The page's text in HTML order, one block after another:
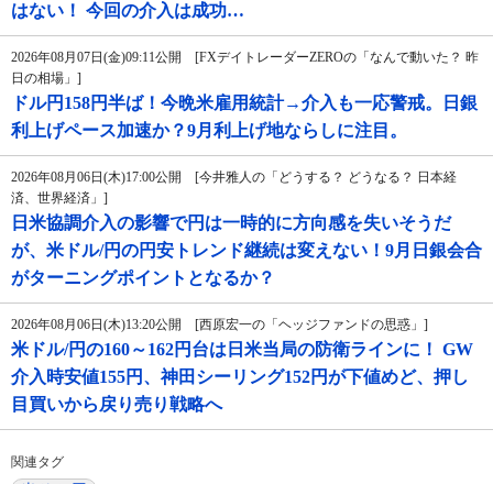
はない！ 今回の介入は成功…
2026年08月07日(金)09:11公開 [FXデイトレーダーZEROの「なんで動いた？ 昨
日の相場」]
ドル円158円半ば！今晩米雇用統計→介入も一応警戒。日銀
利上げペース加速か？9月利上げ地ならしに注目。
2026年08月06日(木)17:00公開 [今井雅人の「どうする？ どうなる？ 日本経
済、世界経済」]
日米協調介入の影響で円は一時的に方向感を失いそうだ
が、米ドル/円の円安トレンド継続は変えない！9月日銀会合
がターニングポイントとなるか？
2026年08月06日(木)13:20公開 [西原宏一の「ヘッジファンドの思惑」]
米ドル/円の160～162円台は日米当局の防衛ラインに！ GW
介入時安値155円、神田シーリング152円が下値めど、押し
目買いから戻り売り戦略へ
関連タグ